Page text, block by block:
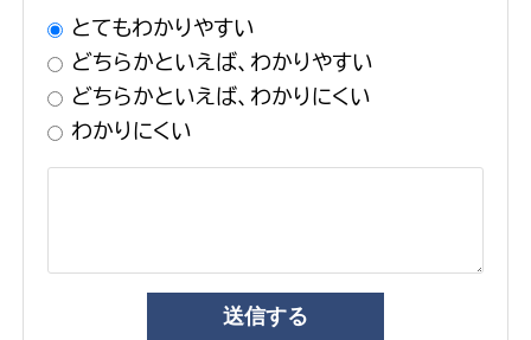
とてもわかりやすい
どちらかといえば、わかりやすい
どちらかといえば、わかりにくい
わかりにくい